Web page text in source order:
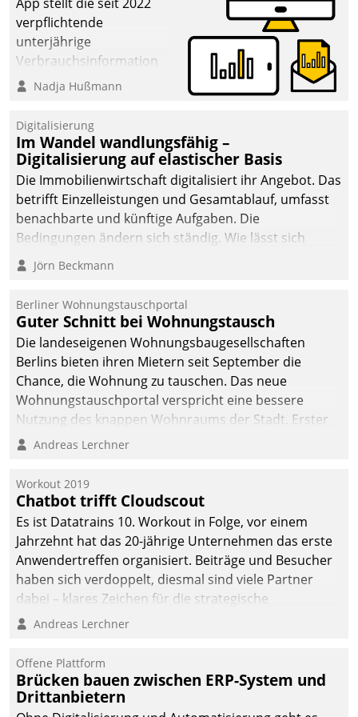
verpflichtende
unterjährige
Verbrauchsinformation
schnell, zuverlässig und
Die monatlichen
Mitteilungen zum
Heizungs- und
Wasserverbrauch gehen
automatisiert, vollständig
und auf Wunsch über
mehrere zuvor
Kommunikationswege bei
Nadja Hußmann
Digitalisierung
Im Wandel wandlungsfähig –
Digitalisierung auf elastischer Basis
Die Immobilienwirtschaft digitalisiert ihr Angebot. Das
betrifft Einzelleistungen und Gesamtablauf, umfasst
benachbarte und künftige Aufgaben. Die
Bedingungen ändern sich ständig. Wie lässt sich
technisch die Kontrolle wahren und zugleich Freiraum
fürs Wachsen öffnen?
Jörn Beckmann
Berliner Wohnungstauschportal
Guter Schnitt bei Wohnungstausch
Die landeseigenen Wohnungsbaugesellschaften
Berlins bieten ihren Mietern seit September die
Chance, die Wohnung zu tauschen. Das neue
Wohnungstauschportal verspricht eine bessere
Nutzung des knappen Wohnraums der Stadt. Erster
Anwendungsfall für Datatrains Lösung API-Hub mit
Unternehmen.
Andreas Lerchner
Workout 2019
Chatbot trifft Cloudscout
Es ist Datatrains 10. Workout in Folge, vor einem
Jahrzehnt hat das 20-jährige Unternehmen das erste
Anwendertreffen organisiert. Beiträge und Besucher
haben sich verdoppelt, diesmal sind viele Partner
dabei – klares Zeichen für die strategische
Fokussierung auf den Kunden.
Andreas Lerchner
Offene Plattform
Brücken bauen zwischen ERP-System und
Drittanbietern